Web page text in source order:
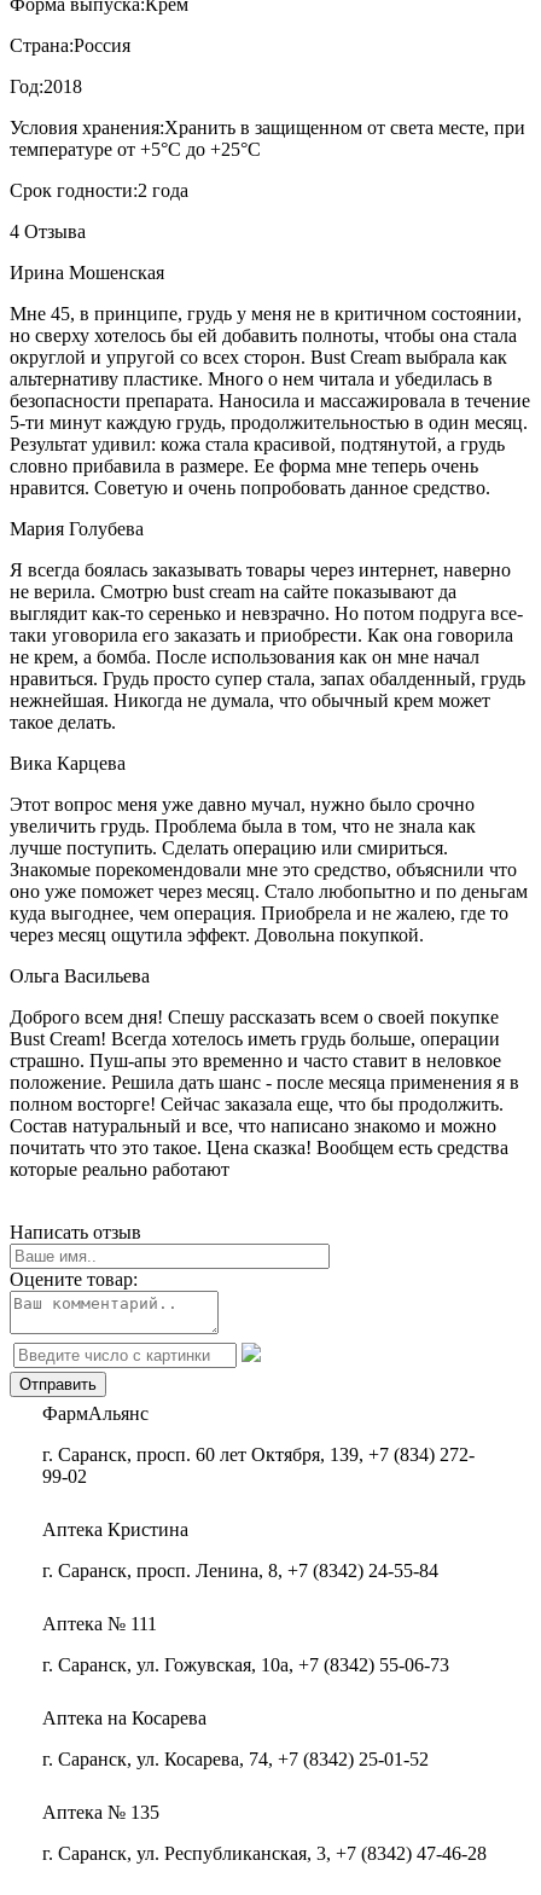
Форма выпуска: Крем
Страна:Россия
Год:2018
Условия хранения:Хранить в защищенном от света месте, при
температуре от +5°С до +25°С
Срок годности:2 года
4 Отзыва
Ирина Мошенская
Мне 45, в принципе, грудь у меня не в критичном состоянии,
но сверху хотелось бы ей добавить полноты, чтобы она стала
округлой и упругой со всех сторон. Bust Cream выбрала как
альтернативу пластике. Много о нем читала и убедилась в
безопасности препарата. Наносила и массажировала в течение
5-ти минут каждую грудь, продолжительностью в один месяц.
Результат удивил: кожа стала красивой, подтянутой, а грудь
словно прибавила в размере. Ее форма мне теперь очень
нравится. Советую и очень попробовать данное средство.
Мария Голубева
Я всегда боялась заказывать товары через интернет, наверно
не верила. Смотрю bust cream на сайте показывают да
выглядит как-то серенько и невзрачно. Но потом подруга все-
таки уговорила его заказать и приобрести. Как она говорила
не крем, а бомба. После использования как он мне начал
нравиться. Грудь просто супер стала, запах обалденный, грудь
нежнейшая. Никогда не думала, что обычный крем может
такое делать.
Вика Карцева
Этот вопрос меня уже давно мучал, нужно было срочно
увеличить грудь. Проблема была в том, что не знала как
лучше поступить. Сделать операцию или смириться.
Знакомые порекомендовали мне это средство, объяснили что
оно уже поможет через месяц. Стало любопытно и по деньгам
куда выгоднее, чем операция. Приобрела и не жалею, где то
через месяц ощутила эффект. Довольна покупкой.
Ольга Васильева
Доброго всем дня! Спешу рассказать всем о своей покупке
Bust Cream! Всегда хотелось иметь грудь больше, операции
страшно. Пуш-апы это временно и часто ставит в неловкое
положение. Решила дать шанс - после месяца применения я в
полном восторге! Сейчас заказала еще, что бы продолжить.
Состав натуральный и все, что написано знакомо и можно
почитать что это такое. Цена сказка! Вообщем есть средства
которые реально работают
Написать отзыв
Оцените товар:
ФармАльянс
г. Саранск, просп. 60 лет Октября, 139, +7 (834) 272-
99-02
Аптека Кристина
г. Саранск, просп. Ленина, 8, +7 (8342) 24-55-84
Аптека № 111
г. Саранск, ул. Гожувская, 10а, +7 (8342) 55-06-73
Аптека на Косарева
г. Саранск, ул. Косарева, 74, +7 (8342) 25-01-52
Аптека № 135
г. Саранск, ул. Республиканская, 3, +7 (8342) 47-46-28